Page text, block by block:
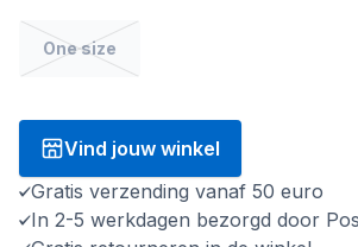
One size
Vind jouw winkel
Gratis verzending vanaf 50 euro
In 2-5 werkdagen bezorgd door